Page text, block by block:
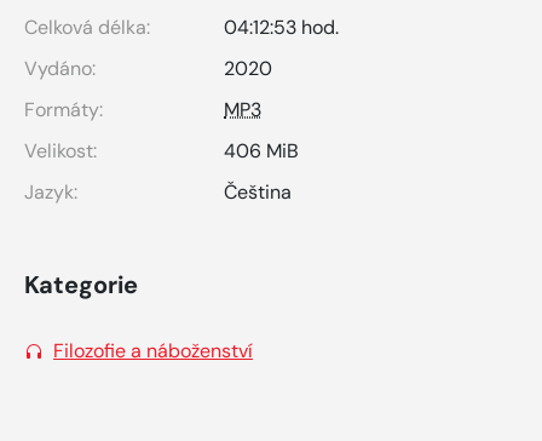
Celková délka:
04:12:53 hod.
Vydáno:
2020
Formáty:
MP3
Velikost:
406 MiB
Jazyk:
Čeština
Kategorie
Filozofie a náboženství